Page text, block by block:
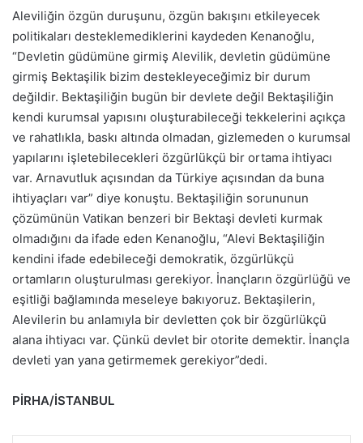
Aleviliğin özgün duruşunu, özgün bakışını etkileyecek
politikaları desteklemediklerini kaydeden Kenanoğlu,
“Devletin güdümüne girmiş Alevilik, devletin güdümüne
girmiş Bektaşilik bizim destekleyeceğimiz bir durum
değildir. Bektaşiliğin bugün bir devlete değil Bektaşiliğin
kendi kurumsal yapısını oluşturabileceği tekkelerini açıkça
ve rahatlıkla, baskı altında olmadan, gizlemeden o kurumsal
yapılarını işletebilecekleri özgürlükçü bir ortama ihtiyacı
var. Arnavutluk açısından da Türkiye açısından da buna
ihtiyaçları var” diye konuştu. Bektaşiliğin sorununun
çözümünün Vatikan benzeri bir Bektaşi devleti kurmak
olmadığını da ifade eden Kenanoğlu, “Alevi Bektaşiliğin
kendini ifade edebileceği demokratik, özgürlükçü
ortamların oluşturulması gerekiyor. İnançların özgürlüğü ve
eşitliği bağlamında meseleye bakıyoruz. Bektaşilerin,
Alevilerin bu anlamıyla bir devletten çok bir özgürlükçü
alana ihtiyacı var. Çünkü devlet bir otorite demektir. İnançla
devleti yan yana getirmemek gerekiyor”dedi.
PİRHA/İSTANBUL